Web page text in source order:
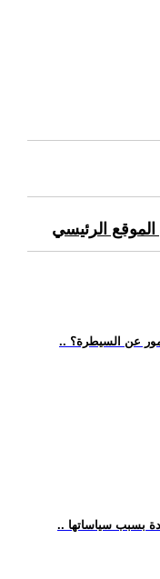
الرئيسي
بسبب سياساتها